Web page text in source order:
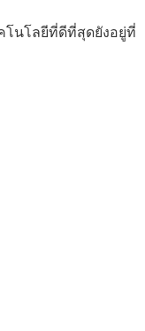
โนโลยีที่ดีที่สุดยังอยู่ที่